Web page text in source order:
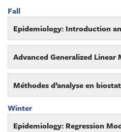
Fall
Epidemiology: Introduction
Advanced Generalized Linear
Méthodes d’analyse en
Winter
Epidemiology: Regression